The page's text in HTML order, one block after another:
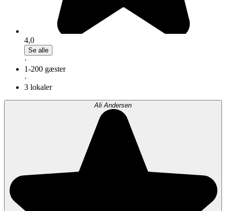
4,0
Se alle
·
1-200 gæster
·
3 lokaler
Ali Andersen